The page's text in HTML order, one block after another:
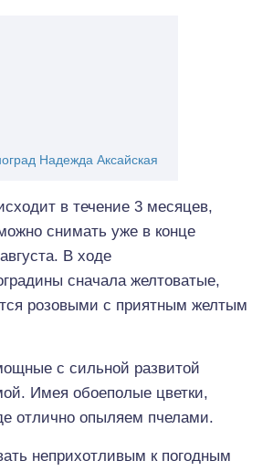
Надежда Аксайская
в течение 3 месяцев,
снимать уже в конце
В ходе
сначала желтоватые,
розовыми с приятным желтым
с сильной развитой
. Имея обоеполые цветки,
отлично опыляем пчелами.
неприхотливым к погодным